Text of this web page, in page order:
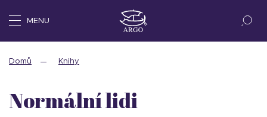
MENU
Domů Knihy
Normální lidi